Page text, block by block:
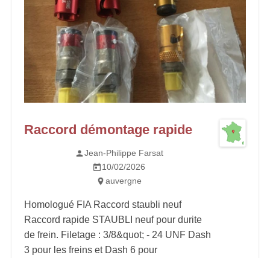
Raccord démontage rapide
Jean-Philippe Farsat
10/02/2026
auvergne
Homologué FIA Raccord staubli neuf
Raccord rapide STAUBLI neuf pour durite
de frein. Filetage : 3/8&quot; - 24 UNF Dash
3 pour les freins et Dash 6 pour